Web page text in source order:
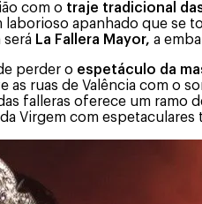
com o traje tradicional
apanhado que
será La Fallera Mayor, a
perder o espetáculo da
as ruas de Valência com o
falleras oferece um
Virgem com espetaculares